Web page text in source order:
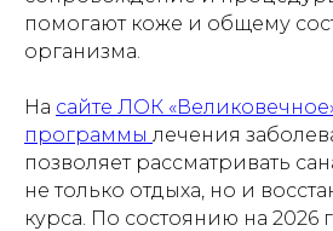
помогают коже и общему
организма.
На сайте ЛОК
программы лечения
позволяет рассматривать
не только отдыха, но и
курса. По состоянию на 2026